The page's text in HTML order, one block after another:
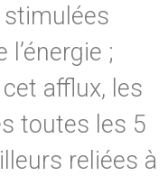
stimulées
l’énergie ;
afflux, les
toutes les 5
reliées à